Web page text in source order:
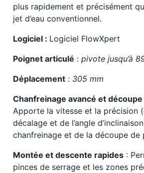
plus rapidement et précisément
jet d’eau conventionnel.
Logiciel : Logiciel FlowXpert
Poignet articulé :pivote jusqu’à
Déplacement : 305 mm
Chanfreinage avancé et
Apporte la vitesse et la précision
décalage et de l’angle
chanfreinage et de la découpe de
Montée et descente rapides :
pinces de serrage et les zones